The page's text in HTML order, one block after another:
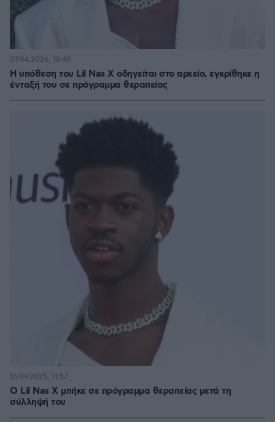
Η υπόθεση του Lil Nas X οδηγείται στο αρχείο, εγκρίθηκε η
ένταξή του σε πρόγραμμα θεραπείας
07.04.2026, 18:45
Ο Lil Nas X μπήκε σε πρόγραμμα θεραπείας μετά τη
σύλληψή του
16.09.2025, 11:57